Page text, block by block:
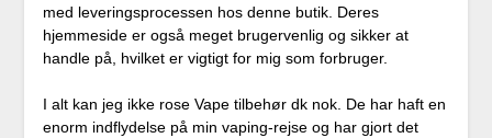
med leveringsprocessen hos denne butik. Deres
hjemmeside er også meget brugervenlig og sikker at
handle på, hvilket er vigtigt for mig som forbruger.
I alt kan jeg ikke rose Vape tilbehør dk nok. De har haft en
enorm indflydelse på min vaping-rejse og har gjort det